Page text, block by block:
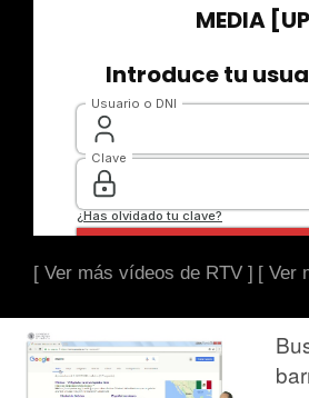
[ Ver más vídeos de RTV ] [ Ver